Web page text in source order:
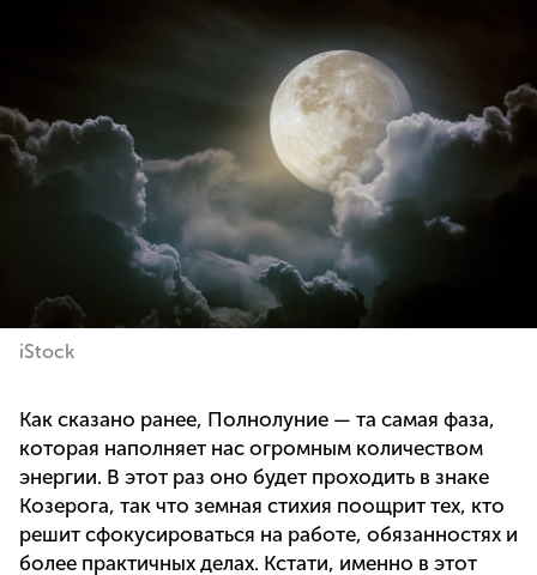
iStock
Как сказано ранее, Полнолуние — та самая фаза,
которая наполняет нас огромным количеством
энергии. В этот раз оно будет проходить в знаке
Козерога, так что земная стихия поощрит тех, кто
решит сфокусироваться на работе, обязанностях и
более практичных делах. Кстати, именно в этот